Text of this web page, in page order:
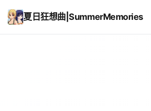
夏日狂想曲|SummerMemories